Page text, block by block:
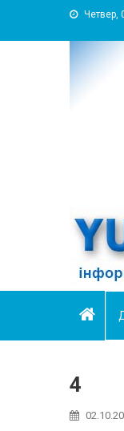
Четвер,
4